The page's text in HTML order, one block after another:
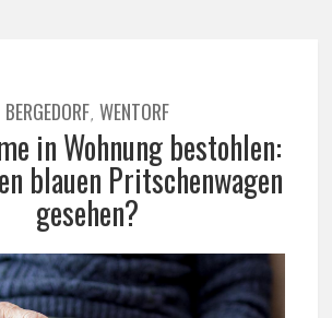
BERGEDORF, WENTORF
in Wohnung bestohlen:
blauen Pritschenwagen
gesehen?